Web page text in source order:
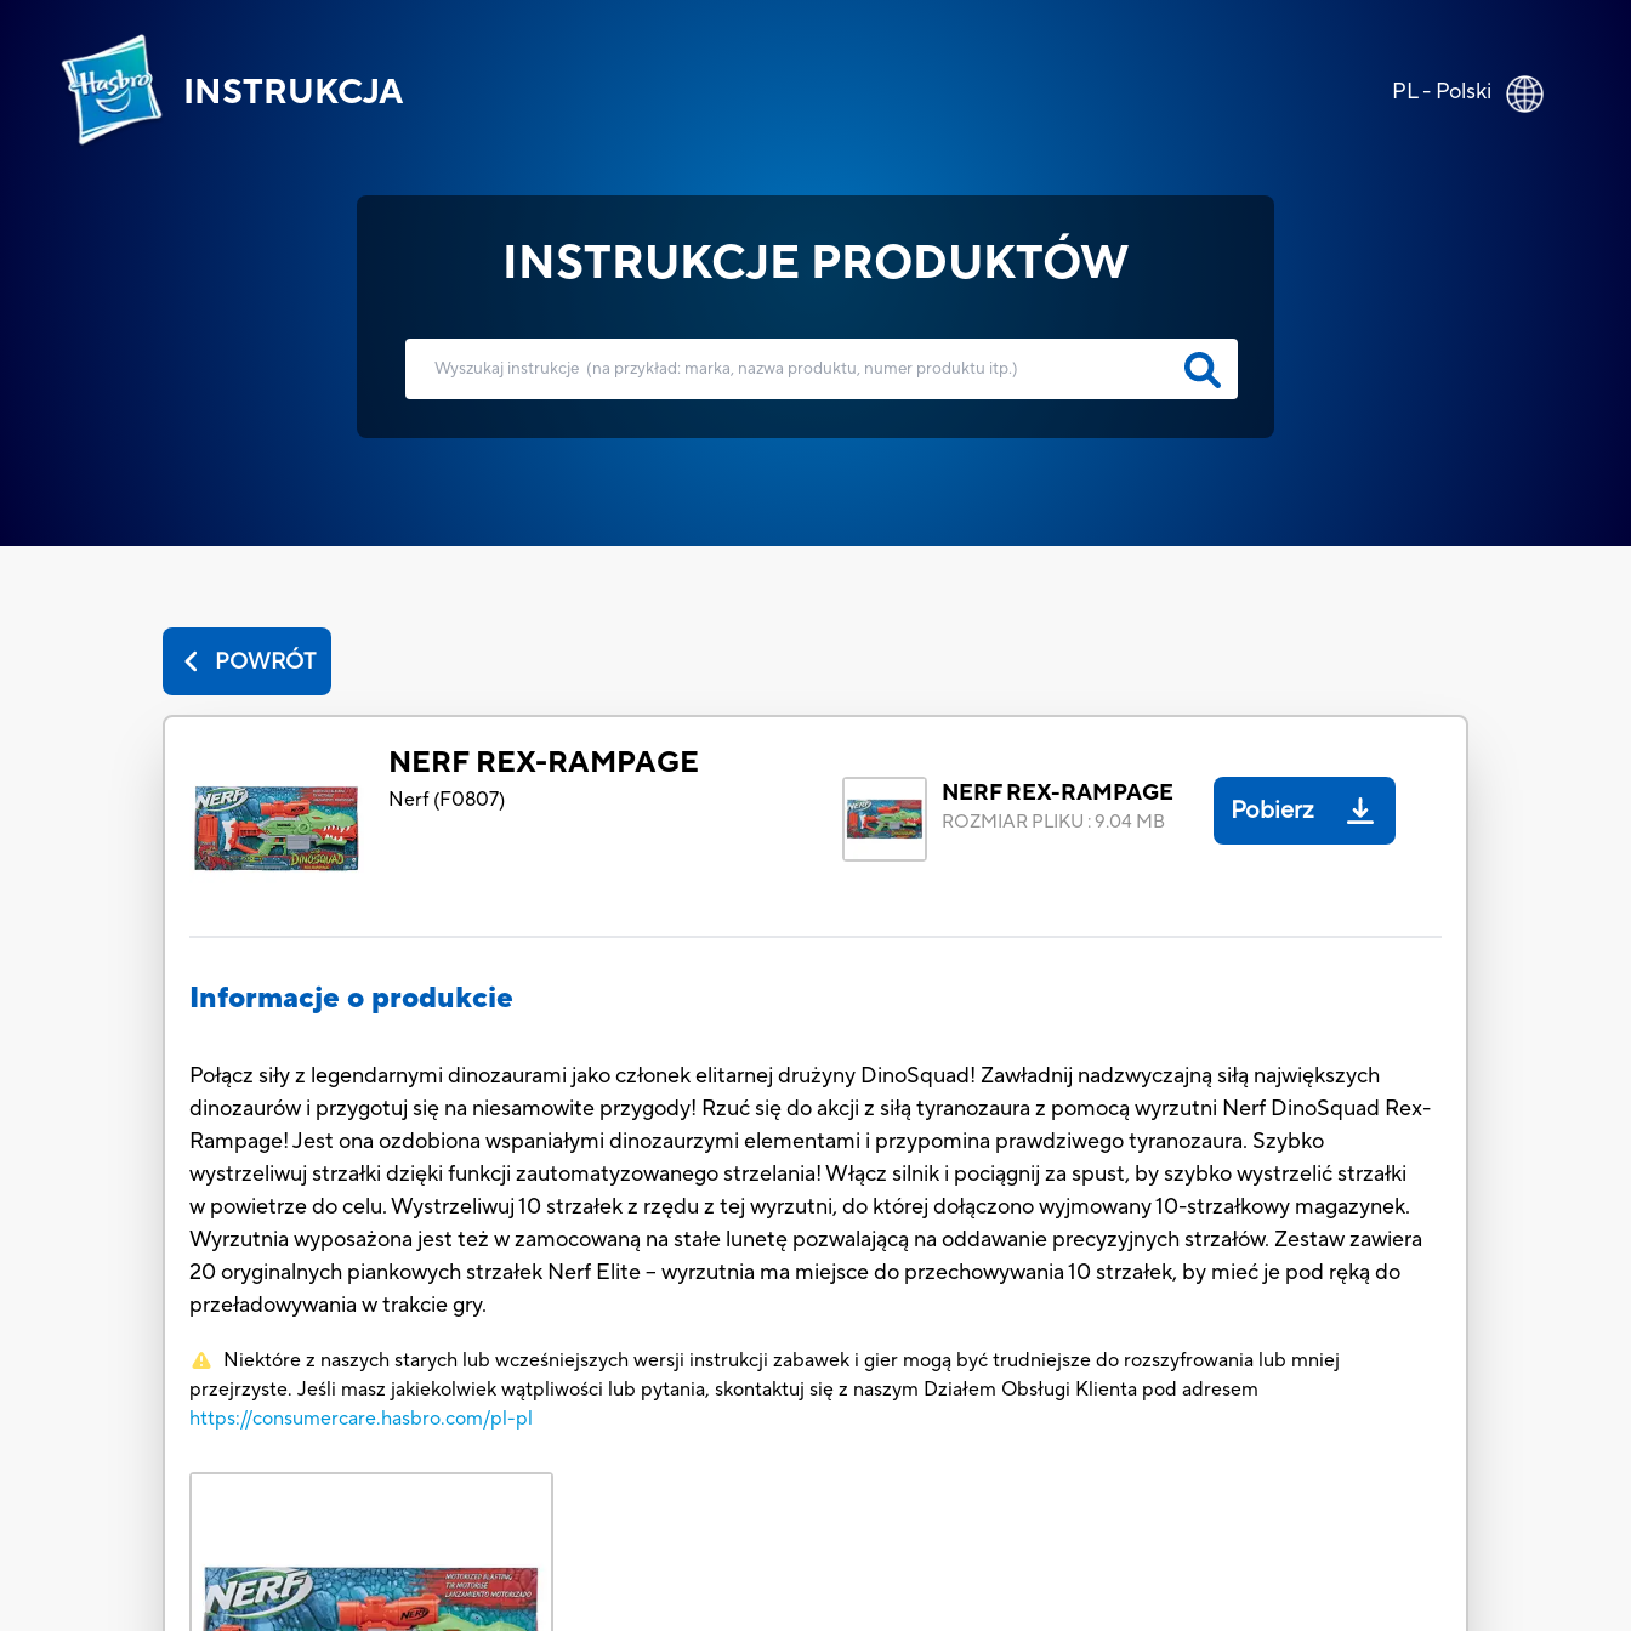
INSTRUKCJA PL - Polski
INSTRUKCJE PRODUKTÓW
POWRÓT
NERF REX-RAMPAGE
Nerf(F0807) NERF REX-RAMPAGE
ROZMIAR PLIKU :9.04 MB Pobierz
Informacje o produkcie
Połącz siły z legendarnymi dinozaurami jako członek elitarnej drużyny DinoSquad! Zawładnij nadzwyczajną siłą największych
dinozaurów i przygotuj się na niesamowite przygody! Rzuć się do akcji z siłą tyranozaura z pomocą wyrzutni Nerf DinoSquad Rex-
Rampage! Jest ona ozdobiona wspaniałymi dinozaurzymi elementami i przypomina prawdziwego tyranozaura. Szybko
wystrzeliwuj strzałki dzięki funkcji zautomatyzowanego strzelania! Włącz silnik i pociągnij za spust, by szybko wystrzelić strzałki
w powietrze do celu. Wystrzeliwuj 10 strzałek z rzędu z tej wyrzutni, do której dołączono wyjmowany 10-strzałkowy magazynek.
Wyrzutnia wyposażona jest też w zamocowaną na stałe lunetę pozwalającą na oddawanie precyzyjnych strzałów. Zestaw zawiera
20 oryginalnych piankowych strzałek Nerf Elite – wyrzutnia ma miejsce do przechowywania 10 strzałek, by mieć je pod ręką do
przeładowywania w trakcie gry.
Niektóre z naszych starych lub wcześniejszych wersji instrukcji zabawek i gier mogą być trudniejsze do rozszyfrowania lub mniej
przejrzyste. Jeśli masz jakiekolwiek wątpliwości lub pytania, skontaktuj się z naszym Działem Obsługi Klienta pod adresem
https://consumercare.hasbro.com/pl-pl